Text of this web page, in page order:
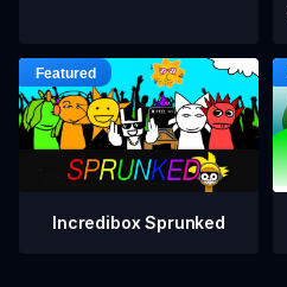
Incredibox Sprunked